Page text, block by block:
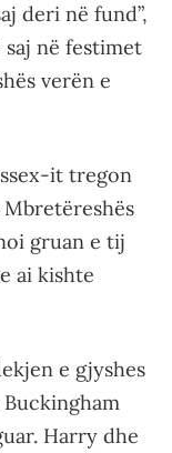
deri në fund”,
në festimet
verën e
it tregon
Mbretëreshës
gruan e tij
ai kishte
e gjyshes
Harry dhe